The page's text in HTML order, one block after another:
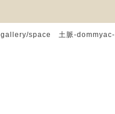
gallery/space 土脈-dommyac-